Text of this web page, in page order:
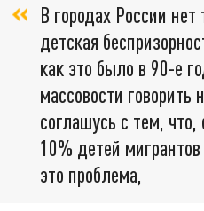
В городах России
детская
как это было в 90-е
массовости говорить
соглашусь с тем, что,
10% детей
это проблема,